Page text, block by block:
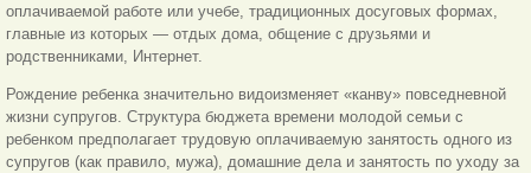
оплачиваемой работе или учебе, традиционных досуговых формах,
главные из которых — отдых дома, общение с друзьями и
родственниками, Интернет.
Рождение ребенка значительно видоизменяет «канву» повседневной
жизни супругов. Структура бюджета времени молодой семьи с
ребенком предполагает трудовую оплачиваемую занятость одного из
супругов (как правило, мужа), домашние дела и занятость по уходу за